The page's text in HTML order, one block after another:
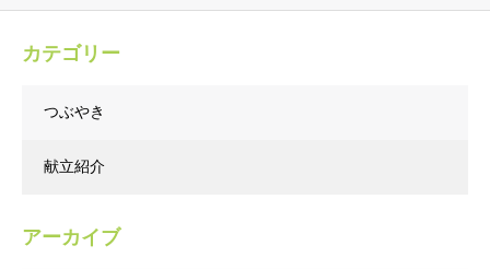
カテゴリー
つぶやき
献立紹介
アーカイブ